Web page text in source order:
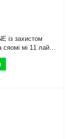
із захистом
сяомі мі 11 лайт